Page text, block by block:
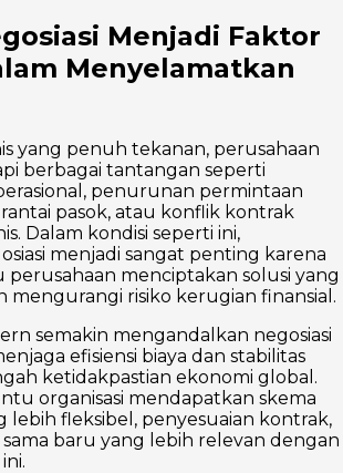
Menjadi Faktor
Menyelamatkan
yang penuh tekanan, perusahaan
berbagai tantangan seperti
penurunan permintaan
pasok, atau konflik kontrak
Dalam kondisi seperti ini,
menjadi sangat penting karena
menciptakan solusi yang
mengurangi risiko kerugian finansial.
semakin mengandalkan negosiasi
efisiensi biaya dan stabilitas
ketidakpastian ekonomi global.
organisasi mendapatkan skema
lebih fleksibel, penyesuaian kontrak,
baru yang lebih relevan dengan